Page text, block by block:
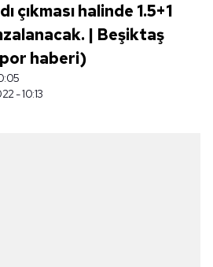
çıkması halinde 1.5+1
| Beşiktaş
haberi)
- 10:13